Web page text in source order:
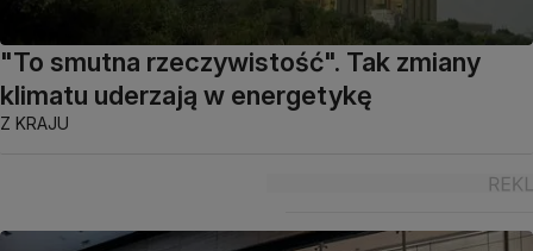
"To smutna rzeczywistość". Tak zmiany
klimatu uderzają w energetykę
Z KRAJU